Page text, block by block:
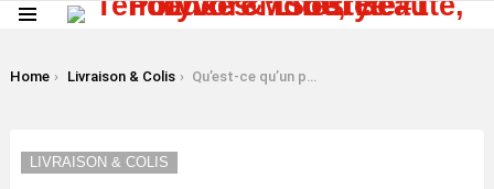
You are here:
Home Livraison & Colis Qu’est-ce qu’un pays d’expédition et pourquoi est-ce important ?
LIVRAISON & COLIS